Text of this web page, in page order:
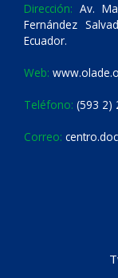
Dirección: Av.
Fernández
Ecuador.
Web:
Teléfono: (593 2)
Correo: